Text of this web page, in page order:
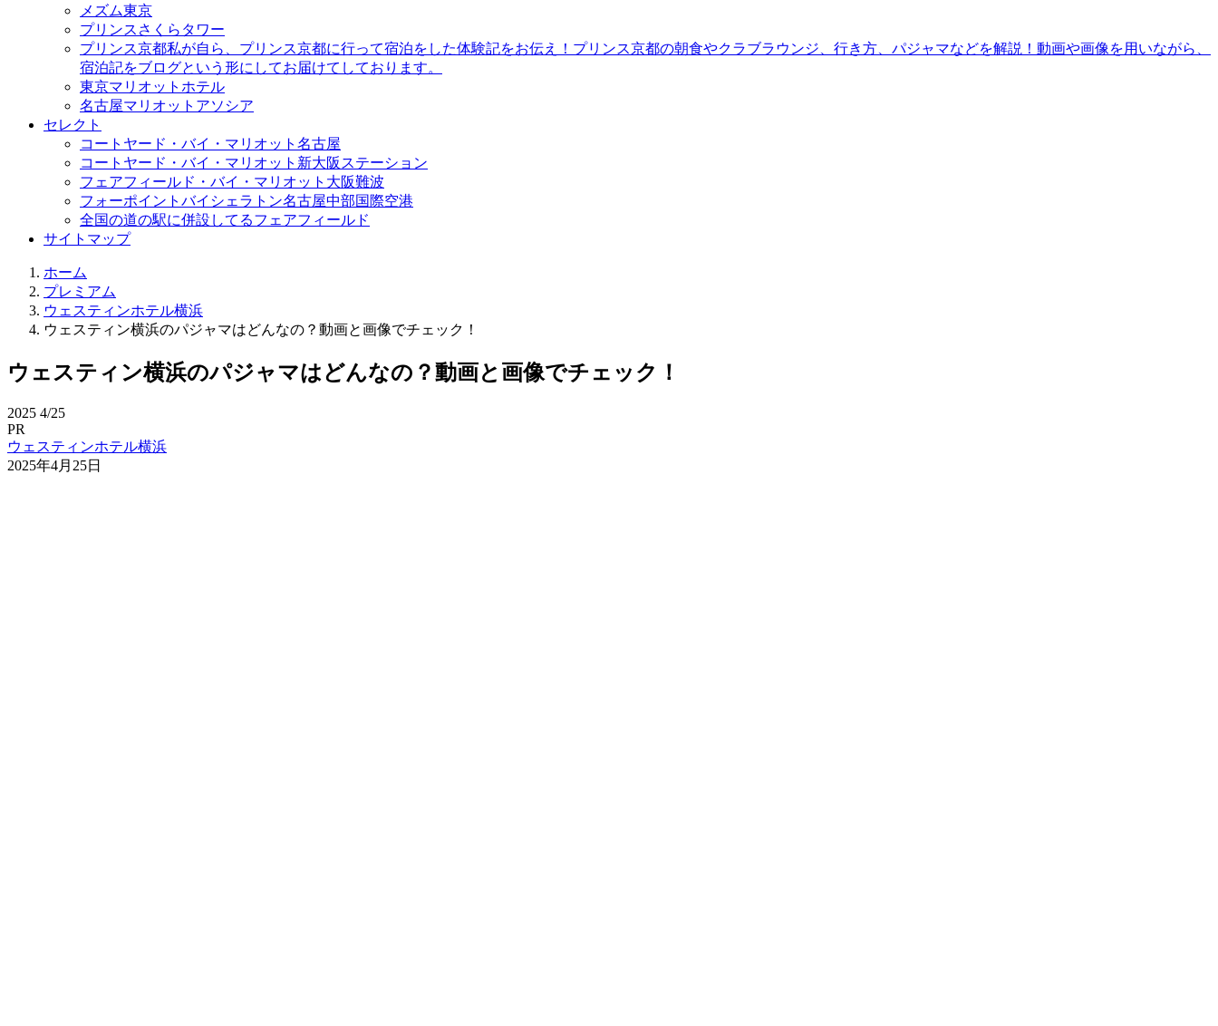
メズム東京
プリンスさくらタワー
プリンス京都私が自ら、プリンス京都に行って宿泊をした体験記をお伝え！プリンス京都の朝食やクラブラウンジ、行き方、パジャマなどを解説！動画や画像を用いながら、
宿泊記をブログという形にしてお届けてしております。
東京マリオットホテル
名古屋マリオットアソシア
セレクト
コートヤード・バイ・マリオット名古屋
コートヤード・バイ・マリオット新大阪ステーション
フェアフィールド・バイ・マリオット大阪難波
フォーポイントバイシェラトン名古屋中部国際空港
全国の道の駅に併設してるフェアフィールド
サイトマップ
ホーム
プレミアム
ウェスティンホテル横浜
ウェスティン横浜のパジャマはどんなの？動画と画像でチェック！
ウェスティン横浜のパジャマはどんなの？動画と画像でチェック！
2025 4/25
PR
ウェスティンホテル横浜
2025年4月25日